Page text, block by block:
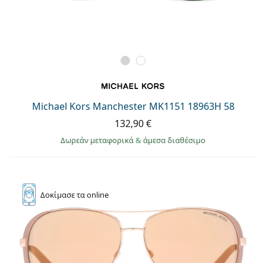
Michael Kors Manchester MK1151 18963H 58
132,90 €
Δωρεάν μεταφορικά& άμεσα διαθέσιμο
Δοκίμασετα online